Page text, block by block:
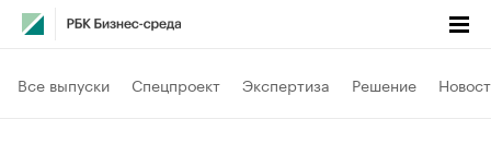
Все выпуски Спецпроект Экспертиза Решение